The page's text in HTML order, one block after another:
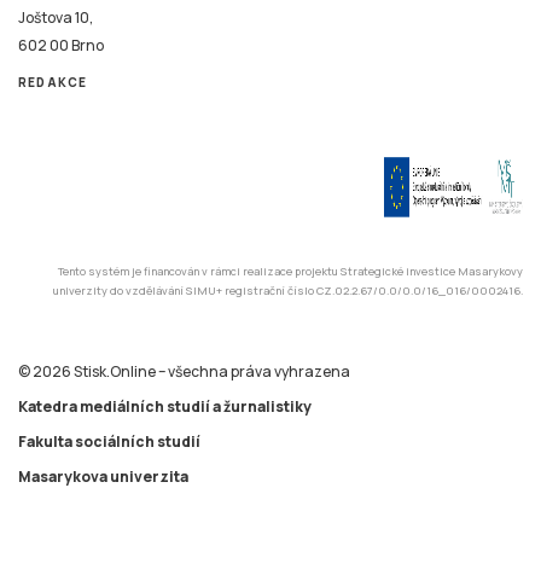
Joštova 10,
602 00 Brno
REDAKCE
Tento systém je financován v rámci realizace projektu Strategické investice Masarykovy
univerzity do vzdělávání SIMU+ registrační číslo CZ.02.2.67/0.0/0.0/16_016/0002416.
© 2026 Stisk.Online – všechna práva vyhrazena
Katedra mediálních studií a žurnalistiky
Fakulta sociálních studií
Masarykova univerzita